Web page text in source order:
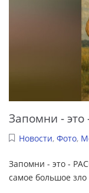
Запомни -
Новости, Фото,
Запомни - это -
самое большое